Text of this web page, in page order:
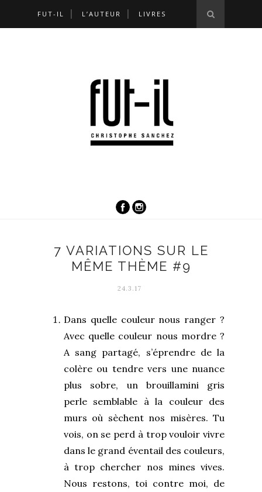
FUT-IL L’AUTEUR LIVRES
7 VARIATIONS SUR LE
MÊME THÈME #9
24.3.17
Dans quelle couleur nous ranger ?
Avec quelle couleur nous mordre ?
A sang partagé, s’éprendre de la
colère ou tendre vers une nuance
plus sobre, un brouillamini gris
perle semblable à la couleur des
murs où sèchent nos misères. Tu
vois, on se perd à trop vouloir vivre
dans le grand éventail des couleurs,
à trop chercher nos mines vives.
Nous restons, toi contre moi, de